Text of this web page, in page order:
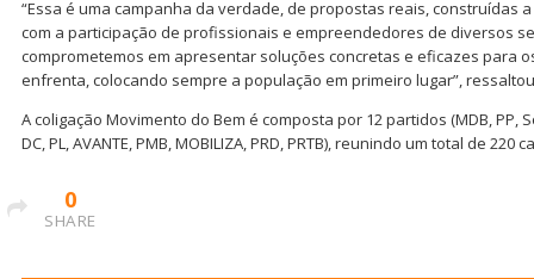
“Essa é uma campanha da verdade, de propostas reais, construídas
com a participação de profissionais e empreendedores de diversos
comprometemos em apresentar soluções concretas e eficazes para
enfrenta, colocando sempre a população em primeiro lugar”,
A coligação Movimento do Bem é composta por 12 partidos (MDB, PP,
DC, PL, AVANTE, PMB, MOBILIZA, PRD, PRTB), reunindo um total de
0
SHARE